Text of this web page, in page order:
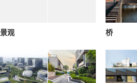
景观 桥